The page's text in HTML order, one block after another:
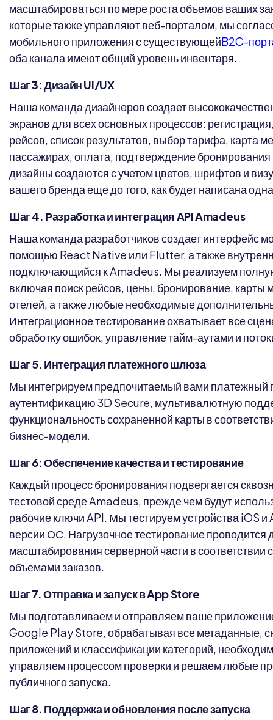
масштабироваться по мере роста объемов ваших
которые также управляют веб-порталом, мы
мобильного приложения с существующейB2C-
оба канала имеют общий уровень инвентаря.
Шаг 3: Дизайн UI/UX
Наша команда дизайнеров создает
экранов для всех основных процессов:
рейсов, список результатов, выбор тарифа, карта
пассажирах, оплата, подтверждение
дизайны создаются с учетом цветов, шрифтов и
вашего бренда еще до того, как будет написана
Шаг 4. Разработка и интеграция API Amadeus
Наша команда разработчиков создает интерфейс
помощью React Native или Flutter, а также
подключающийся к Amadeus. Мы реализуем
включая поиск рейсов, цены, бронирование, карты
отелей, а также любые необходимые
Интеграционное тестирование охватывает все
обработку ошибок, управление тайм-аутами и
Шаг 5. Интеграция платежного шлюза
Мы интегрируем предпочитаемый вами платежный
аутентификацию 3D Secure, мультивалютную
функциональность сохраненной карты в
бизнес-модели.
Шаг 6: Обеспечение качества и тестирование
Каждый процесс бронирования подвергается
тестовой среде Amadeus, прежде чем будут
рабочие ключи API. Мы тестируем устройства iOS
версии ОС. Нагрузочное тестирование
масштабирования серверной части в соответствии
объемами заказов.
Шаг 7. Отправка и запуск в App Store
Мы подготавливаем и отправляем ваше
Google Play Store, обрабатывая все метаданные,
приложений и классификации категорий,
управляем процессом проверки и решаем любые
публичного запуска.
Шаг 8. Поддержка и обновления после запуска